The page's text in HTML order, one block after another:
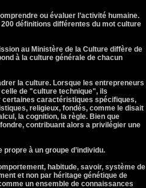
ou évaluer l’activité humaine.
définitions différentes du mot culture
au Ministère de la Culture diffère de
à la culture générale de chacun
la culture. Lorsque les entrepreneurs
de "culture technique", ils
certaines caractéristiques spécifiques,
religieux, fondés, comme le disait
la cognition, la règle. Bien que
contribuant alors a privilégier une
à un groupe d’individu.
habitude, savoir, système de
et non par héritage génétique de
un ensemble de connaissances